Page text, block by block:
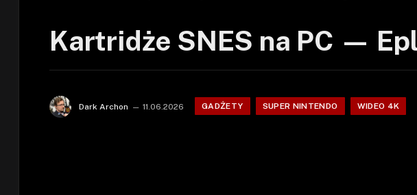
Kartridże SNES na PC —
Dark Archon 11.06.2026 GADŻETY SUPER NINTENDO WIDEO 4K